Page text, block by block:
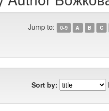
Jump to: 0-9 A B C
Sort by: